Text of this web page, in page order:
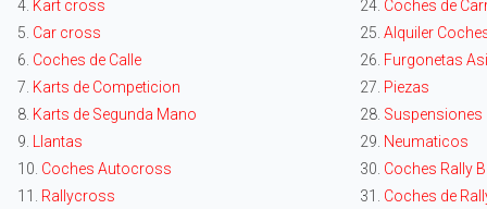
4. Kart cross 24. Coches de
5. Car cross 25. Alquiler
6. Coches de Calle 26. Furgonetas
7. Karts de Competicion 27. Piezas
8. Karts de Segunda Mano 28. Suspensiones
9.
Llantas 29. Neumaticos
10. Coches Autocross 30. Coches Rally
11. Rallycross 31. Coches de